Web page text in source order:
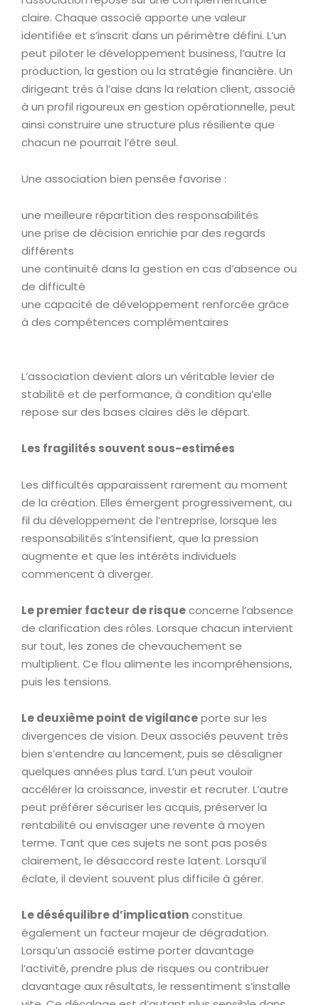
claire. Chaque associé apporte une valeur
identifiée et s’inscrit dans un périmètre défini. L’un
peut piloter le développement business, l’autre la
production, la gestion ou la stratégie financière. Un
dirigeant très à l’aise dans la relation client, associé
à un profil rigoureux en gestion opérationnelle, peut
ainsi construire une structure plus résiliente que
chacun ne pourrait l’être seul.
Une association bien pensée favorise :
une meilleure répartition des responsabilités
une prise de décision enrichie par des regards
différents
une continuité dans la gestion en cas d’absence ou
de difficulté
une capacité de développement renforcée grâce
à des compétences complémentaires
L’association devient alors un véritable levier de
stabilité et de performance, à condition qu’elle
repose sur des bases claires dès le départ.
Les fragilités souvent sous-estimées
Les difficultés apparaissent rarement au moment
de la création. Elles émergent progressivement, au
fil du développement de l’entreprise, lorsque les
responsabilités s’intensifient, que la pression
augmente et que les intérêts individuels
commencent à diverger.
Le premier facteur de risqueconcerne l’absence
de clarification des rôles. Lorsque chacun intervient
sur tout, les zones de chevauchement se
multiplient. Ce flou alimente les incompréhensions,
puis les tensions.
Le deuxième point de vigilanceporte sur les
divergences de vision. Deux associés peuvent très
bien s’entendre au lancement, puis se désaligner
quelques années plus tard. L’un peut vouloir
accélérer la croissance, investir et recruter. L’autre
peut préférer sécuriser les acquis, préserver la
rentabilité ou envisager une revente à moyen
terme. Tant que ces sujets ne sont pas posés
clairement, le désaccord reste latent. Lorsqu’il
éclate, il devient souvent plus difficile à gérer.
Le déséquilibre d’implicationconstitue
également un facteur majeur de dégradation.
Lorsqu’un associé estime porter davantage
l’activité, prendre plus de risques ou contribuer
davantage aux résultats, le ressentiment s’installe